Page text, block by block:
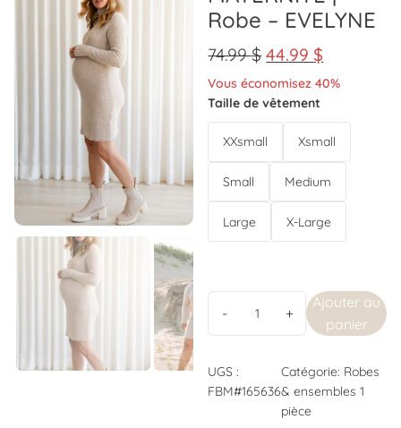
Robe – EVELYNE
74.99$ 44.99$
Vous économisez 40%
Taille de vêtement
XXsmall Xsmall
Small Medium
Large X-Large
Ajouter au
panier
UGS :
FBM#165636
Catégorie: Robes
& ensembles 1
pièce